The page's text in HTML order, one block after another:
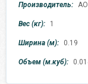
Производитель:
Вес (кг): 1
Ширина (м): 0.19
Объем (м.куб):